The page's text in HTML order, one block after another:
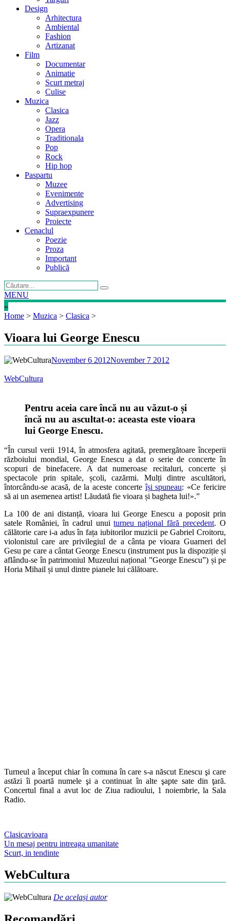
Design
Arhitectura
Ambiental
Fashion
Artizanat
Film
Documentar
Animatie
Scurt metraj
Culise
Muzica
Clasica
Jazz
Opera
Traditionala
Pop
Rock
Hip hop
Paspartu
Muzee
Evenimente
Advertising
Supraexpunere
Proiecte
Cenaclul
Poezie
Proza
Important
Publică
MENU
»
Home > Muzica > Clasica >
Vioara lui George Enescu
November 6 2012November 7 2012
WebCultura
Pentru aceia care încă nu au văzut-o și
încă nu au ascultat-o: aceasta este vioara
lui George Enescu.
“În cursul verii 1914, în atmosfera agitată, premergătoare începerii
războiului mondial, George Enescu a dat o serie de concerte în
scopuri de binefacere. A dat numeroase recitaluri, concerte și
spectacole prin spitale, școli, cazărmi. Mulți dintre ascultători,
întorcându-se acasă, de la aceste concerteîși spuneau: «Ce fericire
să ai un asemenea artist! Lăudată fie vioara și bagheta lui!».”
La 100 de ani distanță, vioara lui George Enescu a poposit prin
satele României, în cadrul unuiturneu național fără precedent. O
călătorie care i-a adus în fața iubitorilor muzicii pe Gabriel Croitoru,
violonistul care are privilegiul de a cânta pe vioara Guarneri del
Gesu pe care a cântat George Enescu (instrument pus la dispoziție și
aflându-se în patrimoniul Muzeului național ”George Enescu”) și pe
Horia Mihail și unul dintre pianele lui călătoare.
Turneul a început chiar în comuna în care s-a născut Enescu şi care
astăzi îi poartă numele şi a continuat în alte şapte sate din ţară.
Concertul final a avut loc de Ziua radioului, 1 noiembrie, la Sala
Radio.
Clasicavioara
Post
navigation
Un mesaj pentru intreaga umanitate
Scurt, in tendinte
WebCultura
De același autor